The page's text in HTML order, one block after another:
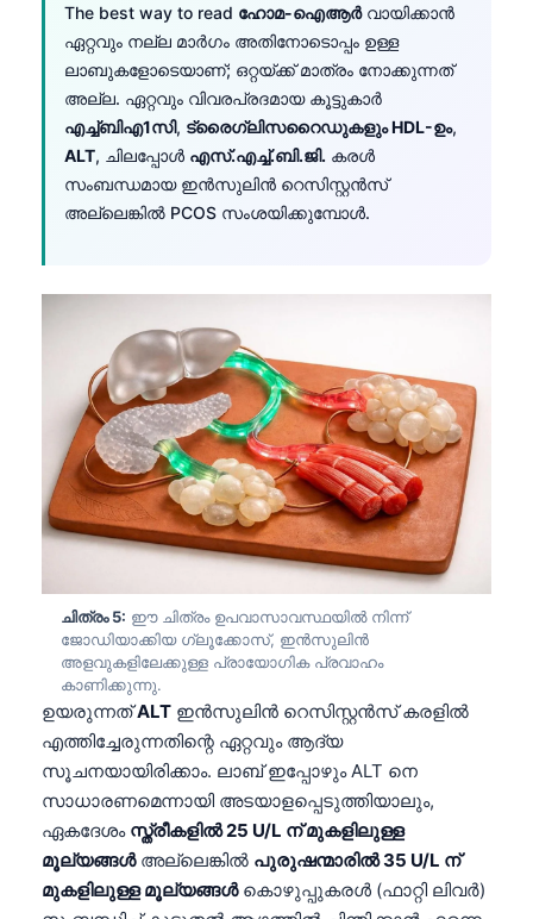
The best way to read ഹോമ-ഐആർവായിക്കാൻ
ഏറ്റവും നല്ല മാർഗം അതിനോടൊപ്പം ഉള്ള
ലാബുകളോടെയാണ്; ഒറ്റയ്ക്ക് മാത്രം നോക്കുന്നത്
അല്ല. ഏറ്റവും വിവരപ്രദമായ കൂട്ടുകാർ
എച്ച്ബിഎ1സി, ട്രൈഗ്ലിസറൈഡുകളും HDL-ഉം,
ALT, ചിലപ്പോൾ എസ്.എച്ച്.ബി.ജി. കരൾ
സംബന്ധമായ ഇൻസുലിൻ റെസിസ്റ്റൻസ്
അല്ലെങ്കിൽ PCOS സംശയിക്കുമ്പോൾ.
ചിത്രം 5: ഈ ചിത്രം ഉപവാസാവസ്ഥയിൽ നിന്ന്
ജോഡിയാക്കിയ ഗ്ലൂക്കോസ്, ഇൻസുലിൻ
അളവുകളിലേക്കുള്ള പ്രായോഗിക പ്രവാഹം
കാണിക്കുന്നു.
ഉയരുന്നത്ALT ഇൻസുലിൻ റെസിസ്റ്റൻസ് കരളിൽ
എത്തിച്ചേരുന്നതിന്റെ ഏറ്റവും ആദ്യ
സൂചനയായിരിക്കാം. ലാബ് ഇപ്പോഴും ALT നെ
സാധാരണമെന്നായി അടയാളപ്പെടുത്തിയാലും,
ഏകദേശം സ്ത്രീകളിൽ 25 U/L ന് മുകളിലുള്ള
മൂല്യങ്ങൾഅല്ലെങ്കിൽ പുരുഷന്മാരിൽ 35 U/L ന്
മുകളിലുള്ള മൂല്യങ്ങൾകൊഴുപ്പുകരൾ (ഫാറ്റി ലിവർ)
Bahasa Melayu
Tiếng Việt
Tagalog
ไทย
ဗမာစာ
ភាសាខ្មែរ
Kiswahili
አማርኛ
O‘zbekcha
Català
Қазақ тілі
Suomi
Hrvatski
Slovenčina
كوردی‎
سنڌي
অসমীয়া
Galego
Latviešu valoda
Македонски јазик